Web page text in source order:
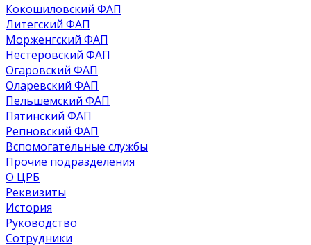
Кокошиловский ФАП
Литегский ФАП
Морженгский ФАП
Нестеровский ФАП
Огаровский ФАП
Оларевский ФАП
Пельшемский ФАП
Пятинский ФАП
Репновский ФАП
Вспомогательные службы
Прочие подразделения
О ЦРБ
Реквизиты
История
Руководство
Сотрудники